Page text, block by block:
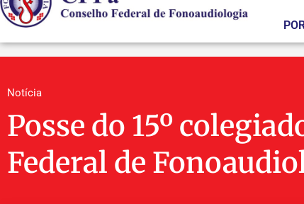
Notícia
Posse do 15º
Federal de